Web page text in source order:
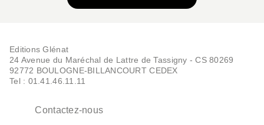
Editions Glénat
24 Avenue du Maréchal de Lattre de Tassigny - CS 80269
92772 BOULOGNE-BILLANCOURT CEDEX
Tel : 01.41.46.11.11
Contactez-nous